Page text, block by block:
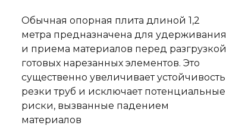
Обычная опорная плита длиной 1,2
метра предназначена для удерживания
и приема материалов перед разгрузкой
готовых нарезанных элементов. Это
существенно увеличивает устойчивость
резки труб и исключает потенциальные
риски, вызванные падением
материалов